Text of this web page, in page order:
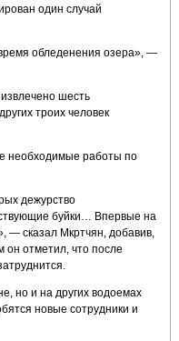
один случай
обледенения озера», —
шесть
троих человек
необходимые работы по
дежурство
буйки… Впервые на
— сказал Мкртчян, добавив,
он отметил, что после
но и на других водоемах
новые сотрудники и